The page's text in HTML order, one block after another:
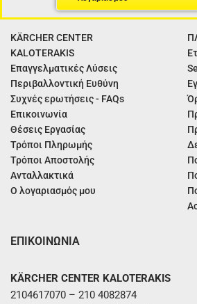
KÄRCHER CENTER
KALOTERAKIS
Επαγγελματικές Λύσεις
Περιβαλλοντική Ευθύνη
Συχνές ερωτήσεις - FAQs
Επικοινωνία
Θέσεις Εργασίας
Τρόποι Πληρωμής
Τρόποι Αποστολής
Ανταλλακτικά
Ο λογαριασμός μου
ΕΠΙΚΟΙΝΩΝΙΑ
KÄRCHER CENTER KALOTERAKIS
2104617070 – 210 4082874